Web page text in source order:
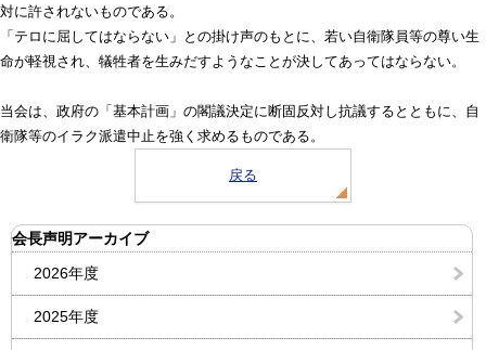
対に許されないものである。
「テロに屈してはならない」との掛け声のもとに、若い自衛隊員等の尊い生
命が軽視され、犠牲者を生みだすようなことが決してあってはならない。
当会は、政府の「基本計画」の閣議決定に断固反対し抗議するとともに、自
衛隊等のイラク派遣中止を強く求めるものである。
戻る
会長声明アーカイブ
2026年度
2025年度